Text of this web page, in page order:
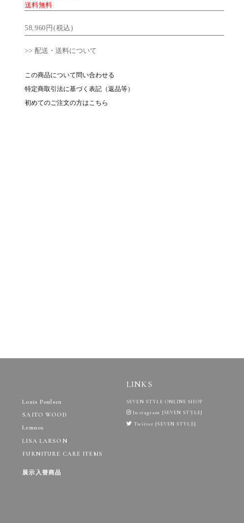
送料無料
58,960円(税込)
>> 配送・送料について
この商品について問い合わせる
特定商取引法に基づく表記（返品等）
初めてのご注文の方はこちら
Louis Poulsen
SAITO WOOD
Lemnos
LISA LARSON
FURNITURE CARE ITEMS
展示入替商品
LINKS
SEVEN STYLE ONLINE SHOP
Instagram [SEVEN STYLE]
Twitter [SEVEN STYLE]